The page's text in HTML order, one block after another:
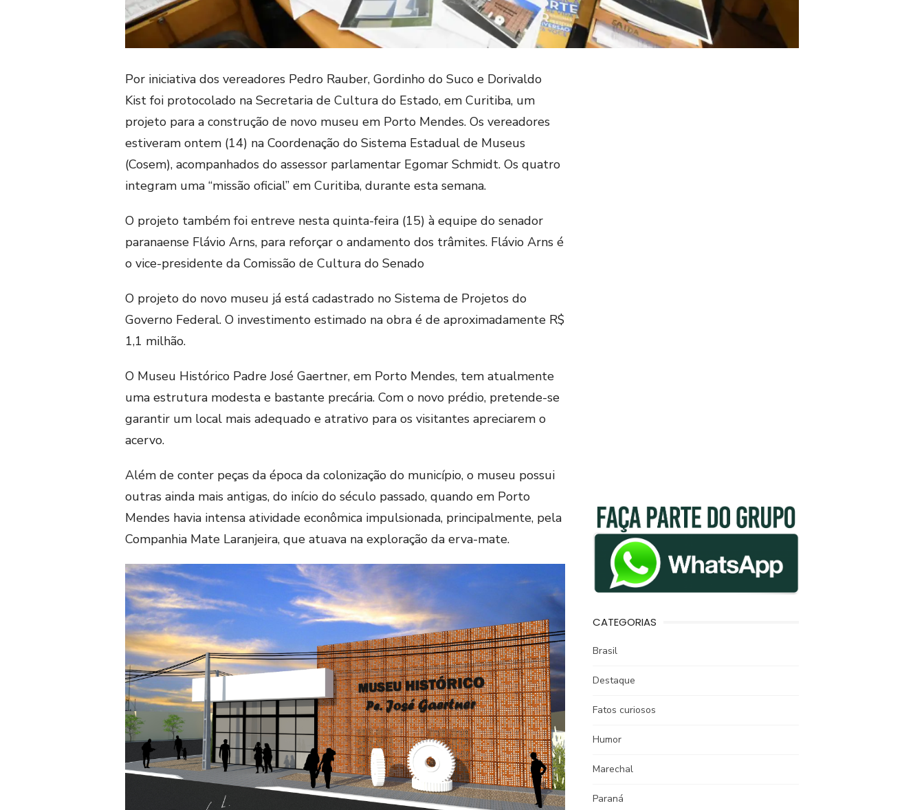
Por iniciativa dos vereadores Pedro Rauber, Gordinho do Suco e Dorivaldo
Kist foi protocolado na Secretaria de Cultura do Estado, em Curitiba, um
projeto para a construção de novo museu em Porto Mendes. Os vereadores
estiveram ontem (14) na Coordenação do Sistema Estadual de Museus
(Cosem), acompanhados do assessor parlamentar Egomar Schmidt. Os quatro
integram uma “missão oficial” em Curitiba, durante esta semana.
O projeto também foi entreve nesta quinta-feira (15) à equipe do senador
paranaense Flávio Arns, para reforçar o andamento dos trâmites. Flávio Arns é
o vice-presidente da Comissão de Cultura do Senado
O projeto do novo museu já está cadastrado no Sistema de Projetos do
Governo Federal. O investimento estimado na obra é de aproximadamente R$
1,1 milhão.
O Museu Histórico Padre José Gaertner, em Porto Mendes, tem atualmente
uma estrutura modesta e bastante precária. Com o novo prédio, pretende-se
garantir um local mais adequado e atrativo para os visitantes apreciarem o
acervo.
Além de conter peças da época da colonização do município, o museu possui
outras ainda mais antigas, do início do século passado, quando em Porto
Mendes havia intensa atividade econômica impulsionada, principalmente, pela
Companhia Mate Laranjeira, que atuava na exploração da erva-mate.
CATEGORIAS
Brasil
Destaque
Fatos curiosos
Humor
Marechal
Paraná